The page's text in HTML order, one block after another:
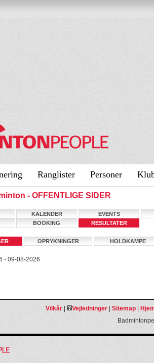
Ranglister Personer
- OFFENTLIGE SIDER
KALENDER
EVENTS
BOOKING RESULTATER
OPRYKNINGER HOLDKAMPE
- 09-08-2026
Vilkår| Vejledninger| Sitemap|